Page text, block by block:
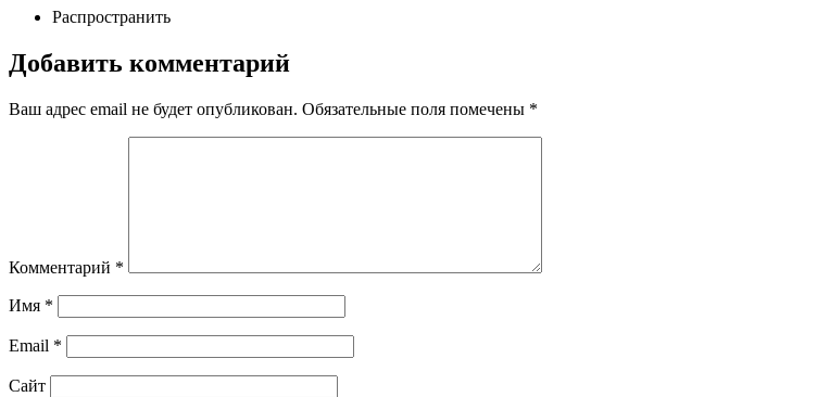
Распространить
Добавить комментарий
Ваш адрес email не будет опубликован. Обязательные поля помечены *
Комментарий *
Имя *
Email *
Сайт